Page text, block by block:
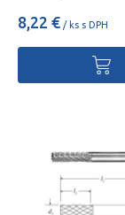
8,22 € / ks s DPH